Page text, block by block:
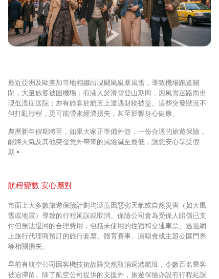
最近亞洲及歐美加等地相繼出現颶風級暴風雪，導致機場跑道關
閉，大量旅客被困機場；有港人於滑雪登山期間，因風雪迷路而出
現低溫症送院；亦有旅客於航班上遭遇財物被盜。這些突發狀況不
但打亂行程，更可能帶來經濟損失，甚至影響身心健康。
農曆新年假期將至，如果大家正準備外遊，一份合適的旅遊保險，
能將天氣及其他突發意外帶來的風險減至最低，讓您安心享受假
期 。
航程變數 安心應對
市面上大多數旅遊保險計劃均涵蓋因惡劣天氣或自然災害（如大風
雪或地震）導致的行程延誤或取消。保險公司會為受保人賠償已支
付但無法退回的合理費用，包括未使用的住宿和交通車票、透過網
上旅行代理商預訂的旅行套票、體育賽事、演唱會或主題公園門券
等相關損失。
早前有航空公司因客機技術故障突然取消返港航班，令數百名乘客
被迫滯留。除了航空公司提供的支援外，旅遊保險亦設有行程延誤